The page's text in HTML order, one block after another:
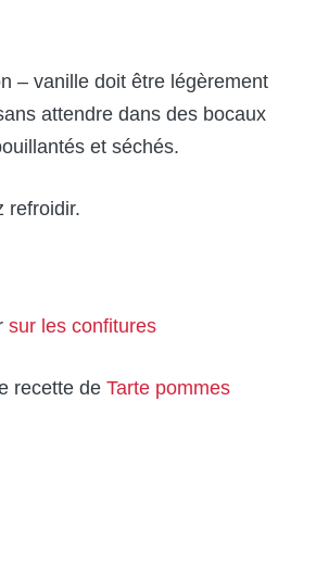
– vanille doit être légèrement
attendre dans des bocaux
et séchés.
refroidir.
sur les confitures
recette de Tarte pommes